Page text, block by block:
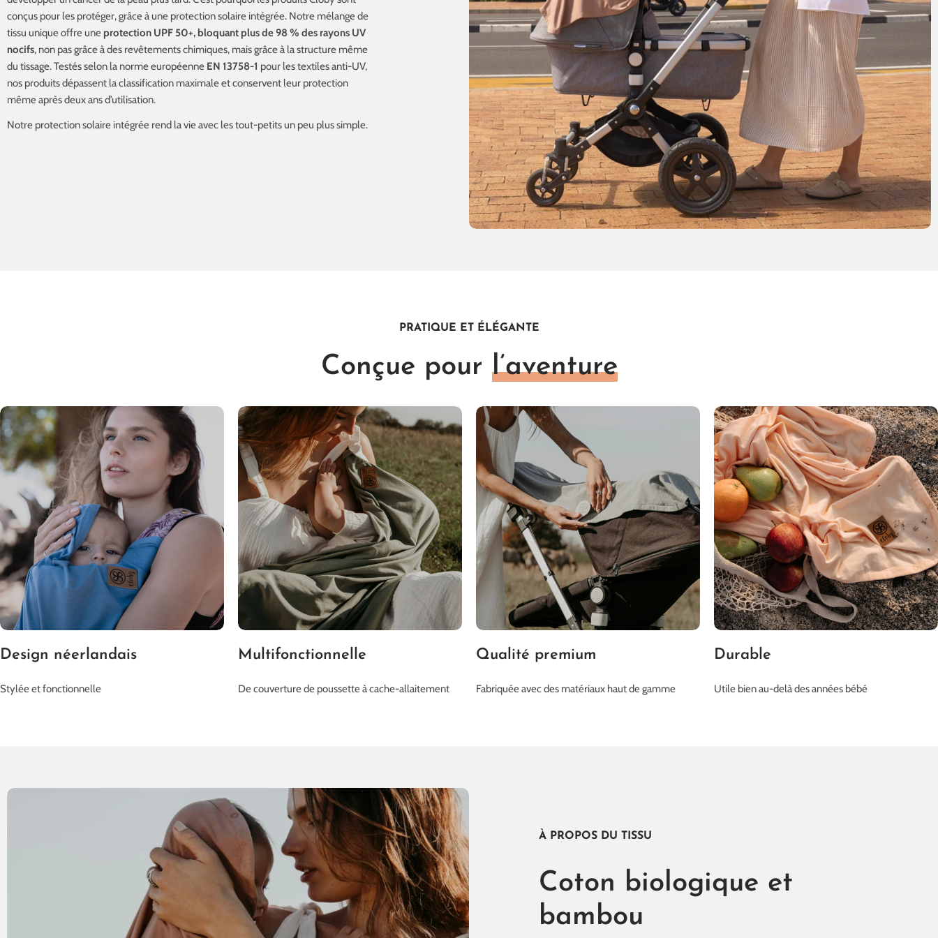
conçus pour les protéger, grâce à une protection solaire intégrée. Notre mélange de
tissu unique offre une protection UPF 50+, bloquant plus de 98 % des rayons UV
nocifs, non pas grâce à des revêtements chimiques, mais grâce à la structure même
du tissage. Testés selon la norme européenne EN 13758-1 pour les textiles anti-UV,
nos produits dépassent la classification maximale et conservent leur protection
même après deux ans d’utilisation.
Notre protection solaire intégrée rend la vie avec les tout-petits un peu plus simple.
PRATIQUE ET ÉLÉGANTE
Conçue pour l’aventure
Design néerlandais
Stylée et fonctionnelle
Multifonctionnelle
De couverture de poussette à cache-allaitement
Qualité premium
Fabriquée avec des matériaux haut de gamme
Durable
Utile bien au-delà des années bébé
À PROPOS DU TISSU
Coton biologique et
bambou